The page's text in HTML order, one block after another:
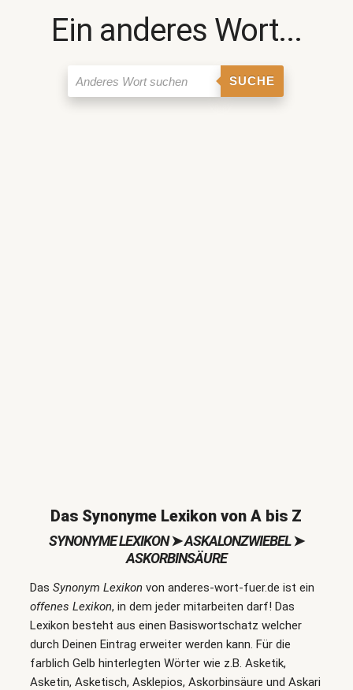
Ein anderes Wort...
SUCHE
Das Synonyme Lexikon von A bis Z
SYNONYME LEXIKON➤ASKALONZWIEBEL➤
ASKORBINSÄURE
Das Synonym Lexikonvon anderes-wort-fuer.de ist ein
offenes Lexikon, in dem jeder mitarbeiten darf! Das
Lexikon besteht aus einen Basiswortschatz welcher
durch Deinen Eintrag erweiter werden kann. Für die
farblich Gelb hinterlegten Wörter wie z.B. Asketik,
Asketin, Asketisch, Asklepios, Askorbinsäure und Askari